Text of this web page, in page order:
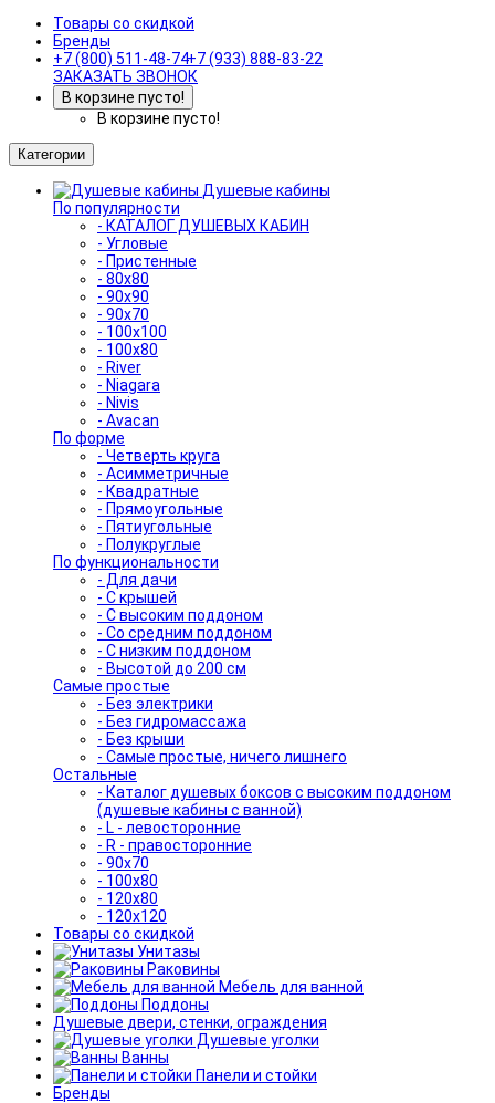
Товары со скидкой
Бренды
+7 (800) 511-48-74+7 (933) 888-83-22
ЗАКАЗАТЬ ЗВОНОК
В корзине пусто!
В корзине пусто!
Категории
Душевые кабины
По популярности
- КАТАЛОГ ДУШЕВЫХ КАБИН
- Угловые
- Пристенные
- 80x80
- 90x90
- 90x70
- 100x100
- 100x80
- River
- Niagara
- Nivis
- Avacan
По форме
- Четверть круга
- Асимметричные
- Квадратные
- Прямоугольные
- Пятиугольные
- Полукруглые
По функциональности
- Для дачи
- С крышей
- С высоким поддоном
- Со средним поддоном
- С низким поддоном
- Высотой до 200 см
Самые простые
- Без электрики
- Без гидромассажа
- Без крыши
- Самые простые, ничего лишнего
Остальные
- Каталог душевых боксов с высоким поддоном
(душевые кабины с ванной)
- L - левосторонние
- R - правосторонние
- 90x70
- 100x80
- 120x80
- 120x120
Товары со скидкой
Унитазы
Раковины
Мебель для ванной
Поддоны
Душевые двери, стенки, ограждения
Душевые уголки
Ванны
Панели и стойки
Бренды